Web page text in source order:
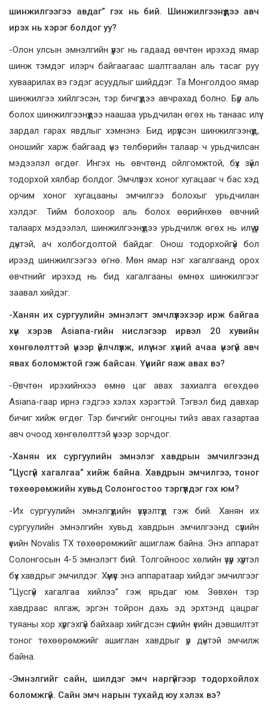
шинжилгээгээ авдаг” гэх нь бий. Шинжилгээнүүдээ авч
ирэх нь хэрэг болдог уу?
-Олон улсын эмнэлгийн үүрэг нь гадаад өвчтөн ирэхэд ямар
шинж тэмдэг илэрч байгаагаас шалтгаалан аль тасаг руу
хуваарилах вэ гэдэг асуудлыг шийддэг. Та Монголдоо ямар
шинжилгээ хийлгэсэн, тэр бичгүүдээ авчрахад болно. Бүр аль
болох шинжилгээнүүдээ наашаа урьдчилан өгөх нь танаас илүү
зардал гарах явдлыг хэмнэнэ. Бид ирүүлсэн шинжилгээнүүд,
оношийг харж байгаад үнэ төлбөрийн талаар ч урьдчилсан
мэдээлэл өгдөг. Ингэх нь өвчтөнд ойлгомжтой, бүх зүйл
тодорхой хялбар болдог. Эмчлүүлэх хоног хугацааг ч бас хэд
орчим хоног хугацааны эмчилгээ болохыг урьдчилан
хэлдэг. Тийм болохоор аль болох өөрийнхөө өвчний
талаарх мэдээлэл, шинжилгээнүүдээ урьдчилж өгөх нь илүү үр
дүнтэй, ач холбогдолтой байдаг. Онош тодорхойгүй бол
ирээд шинжилгээгээ өгнө. Мөн ямар нэг хагалгаанд орох
өвчтнийг ирэхэд нь бид хагалгааны өмнөх шинжилгээг
заавал хийдэг.
-Ханян их сургуулийн эмнэлэгт эмчлүүлэхээр ирж байгаа
хүн хэрэв Asiana-гийн нислэгээр ирвэл 20 хувийн
хөнгөлөлттэй үнээр үйлчлүүлж, илүү нэг хүний ачаа үнэгүй авч
явах боломжтой гэж байсан. Үүнийг яаж авах вэ?
-Өвчтөн ирэхийнхээ өмнө цаг авах захиалга өгөхдөө
Asiana-гаар ирнэ гэдгээ хэлэх хэрэгтэй. Тэгвэл бид давхар
бичиг хийж өгдөг. Тэр бичгийг онгоцны тийз авах газартаа
авч очоод хөнгөлөлттэй үнээр зорчдог.
-Ханян их сургуулийн эмнэлэг хавдрын эмчилгээнд
“Цусгүй хагалгаа” хийж байна. Хавдрын эмчилгээ, тоног
төхөөрөмжийн хувьд Солонгостоо тэргүүлдэг гэх юм?
-Их сургуулийн эмнэлгүүдийн үзүүлэлтүүд гэж бий. Ханян их
сургуулийн эмнэлгийн хувьд хавдрын эмчилгээнд сүүлийн
үеийн Novalis TX төхөөрөмжийг ашиглаж байна. Энэ аппарат
Солонгосын 4-5 эмнэлэгт бий. Толгойноос хөлийн үзүүр хүртэл
бүх хавдрыг эмчилдэг. Хүмүүс энэ аппаратаар хийдэг эмчилгээг
“Цусгүй хагалгаа хийлээ” гэж ярьдаг юм. Зөвхөн тэр
хавдраас ялгаж, эргэн тойрон дахь эд эрхтэнд цацраг
туяаны хор хүргэхгүй байхаар хийгдсэн сүүлийн үеийн дэвшилтэт
тоног төхөөрөмжийг ашиглан хавдрыг үр дүнтэй эмчилж
байна.
-Эмнэлгийг сайн, шилдэг эмч наргүйгээр тодорхойлох
боломжгүй. Сайн эмч нарын тухайд юу хэлэх вэ?